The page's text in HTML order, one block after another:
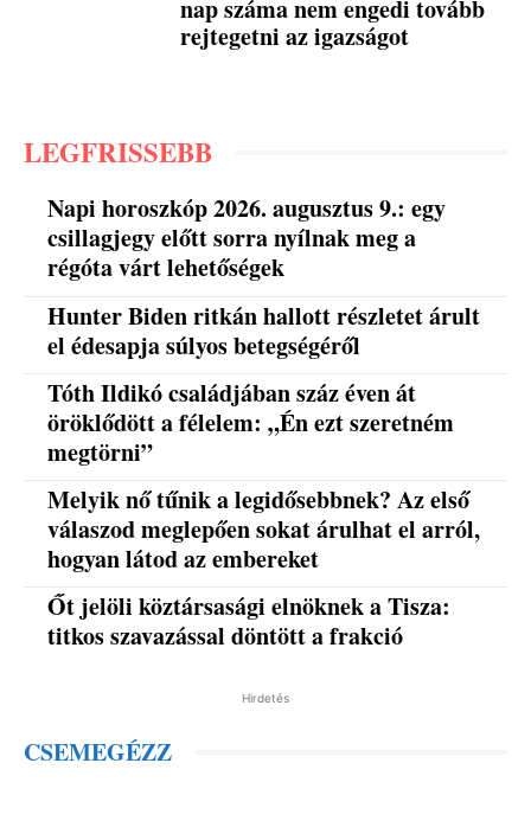
nap száma nem engedi tovább
rejtegetni az igazságot
LEGFRISSEBB
Napi horoszkóp 2026. augusztus 9.: egy
csillagjegy előtt sorra nyílnak meg a
régóta várt lehetőségek
Hunter Biden ritkán hallott részletet árult
el édesapja súlyos betegségéről
Tóth Ildikó családjában száz éven át
öröklődött a félelem: „Én ezt szeretném
megtörni”
Melyik nő tűnik a legidősebbnek? Az első
válaszod meglepően sokat árulhat el arról,
hogyan látod az embereket
Őt jelöli köztársasági elnöknek a Tisza:
titkos szavazással döntött a frakció
Hirdetés
CSEMEGÉZZ